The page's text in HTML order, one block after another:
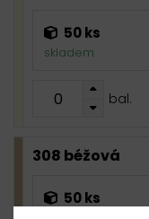
50 ks
skladem
bal.
308 béžová
50 ks